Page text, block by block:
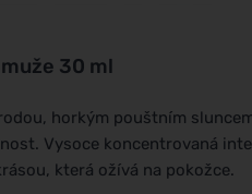
30 ml
horkým pouštním
Vysoce koncentrovaná
která ožívá na pokožce.